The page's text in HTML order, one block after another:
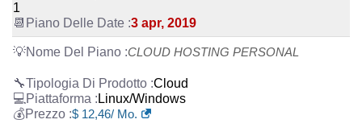
1
3 apr, 2019
CLOUD HOSTING PERSONAL
Cloud
Linux/Windows
$ 12,46/ Mo.